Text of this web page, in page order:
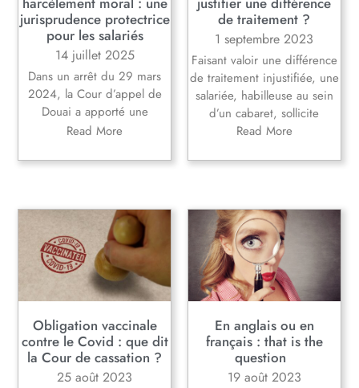
jurisprudence protectrice
pour les salariés
14 juillet 2025
Dans un arrêt du 29 mars
2024, la Cour d’appel de
Douai a apporté une
Read More
de traitement ?
1 septembre 2023
Faisant valoir une différence
de traitement injustifiée, une
salariée, habilleuse au sein
d’un cabaret, sollicite
Read More
Obligation vaccinale
contre le Covid : que dit
la Cour de cassation ?
25 août 2023
En anglais ou en
français : that is the
question
19 août 2023